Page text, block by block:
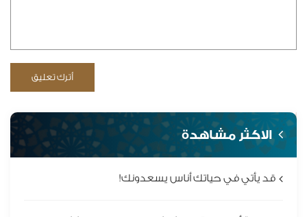
الاكثر مشاهدة
قد يأتي في حياتك أناس يسعدونك!